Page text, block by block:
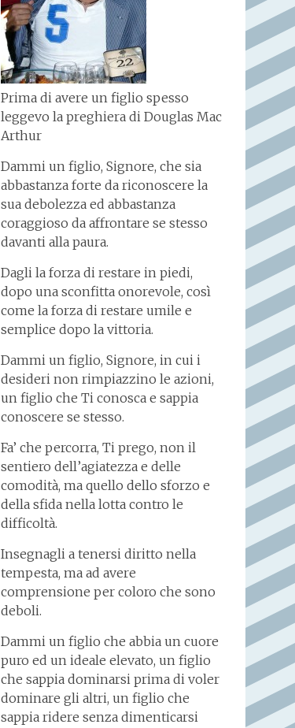
Prima di avere un figlio spesso
leggevo la preghiera di Douglas Mac
Arthur
Dammi un figlio, Signore, che sia
abbastanza forte da riconoscere la
sua debolezza ed abbastanza
coraggioso da affrontare se stesso
davanti alla paura.
Dagli la forza di restare in piedi,
dopo una sconfitta onorevole, così
come la forza di restare umile e
semplice dopo la vittoria.
Dammi un figlio, Signore, in cui i
desideri non rimpiazzino le azioni,
un figlio che Ti conosca e sappia
conoscere se stesso.
Fa’ che percorra, Ti prego, non il
sentiero dell’agiatezza e delle
comodità, ma quello dello sforzo e
della sfida nella lotta contro le
difficoltà.
Insegnagli a tenersi diritto nella
tempesta, ma ad avere
comprensione per coloro che sono
deboli.
Dammi un figlio che abbia un cuore
puro ed un ideale elevato, un figlio
che sappia dominarsi prima di voler
dominare gli altri, un figlio che
sappia ridere senza dimenticarsi